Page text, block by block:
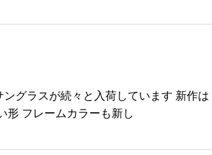
ングラスが続々と入荷しています 新作は
形 フレームカラーも新し